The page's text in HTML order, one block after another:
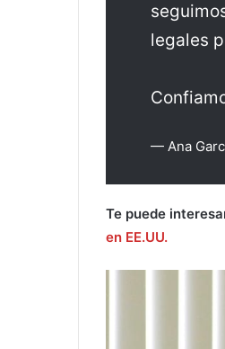
legales
— Ana
Te puede
en EE.UU.